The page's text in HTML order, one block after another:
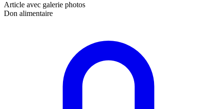
Article avec galerie photos
Don alimentaire